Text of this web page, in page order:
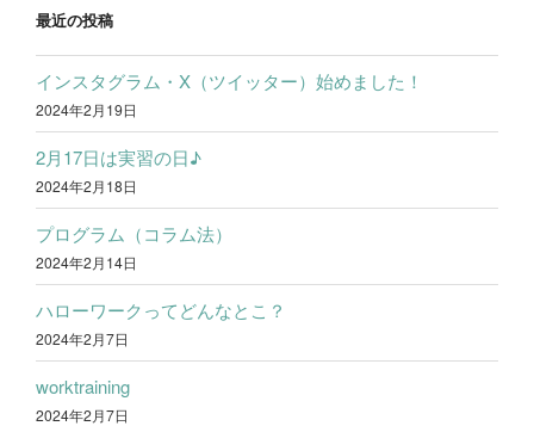
ー
シ
ョ
ン
最近の投稿
インスタグラム・X（ツイッター）始めました！
2024年2月19日
2月17日は実習の日♪
2024年2月18日
プログラム（コラム法）
2024年2月14日
ハローワークってどんなとこ？
2024年2月7日
worktraining
2024年2月7日